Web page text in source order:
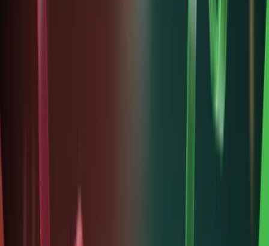
vốn số
hóa,
giúp nhà